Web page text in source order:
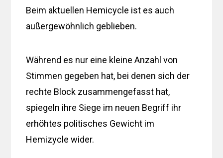
Beim aktuellen Hemicycle ist es auch
außergewöhnlich geblieben.
Während es nur eine kleine Anzahl von
Stimmen gegeben hat, bei denen sich der
rechte Block zusammengefasst hat,
spiegeln ihre Siege im neuen Begriff ihr
erhöhtes politisches Gewicht im
Hemizycle wider.